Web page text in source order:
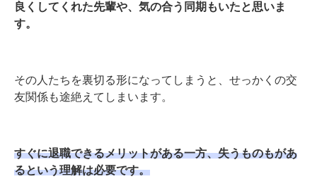
良くしてくれた先輩や、気の合う同期もいたと思いま
す。
その人たちを裏切る形になってしまうと、せっかくの交
友関係も途絶えてしまいます。
すぐに退職できるメリットがある一方、失うものもがあ
るという理解は必要です。